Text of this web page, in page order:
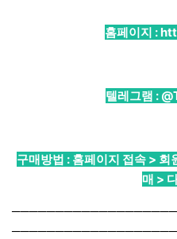
홈페이지 :
텔레그램 :
구매방법 : 홈페이지 접속 >
매 >